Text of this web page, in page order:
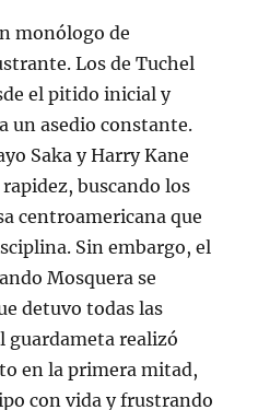
monólogo de
Los de Tuchel
el pitido inicial y
un asedio constante.
Saka y Harry Kane
buscando los
centroamericana que
. Sin embargo, el
Mosquera se
detuvo todas las
guardameta realizó
en la primera mitad,
con vida y frustrando